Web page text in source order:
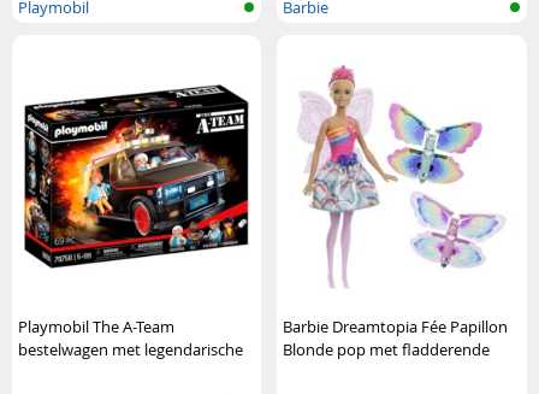
Playmobil
Barbie
Playmobil The A-Team
bestelwagen met legendarische
Barbie Dreamtopia Fée Papillon
Blonde pop met fladderende